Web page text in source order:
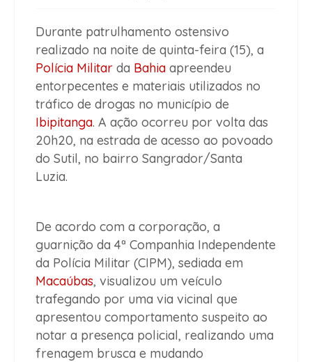
Durante patrulhamento ostensivo
realizado na noite de quinta-feira (15), a
Polícia Militar da Bahia apreendeu
entorpecentes e materiais utilizados no
tráfico de drogas no município de
Ibipitanga. A ação ocorreu por volta das
20h20, na estrada de acesso ao povoado
do Sutil, no bairro Sangrador/Santa
Luzia.
De acordo com a corporação, a
guarnição da 4ª Companhia Independente
da Polícia Militar (CIPM), sediada em
Macaúbas, visualizou um veículo
trafegando por uma via vicinal que
apresentou comportamento suspeito ao
notar a presença policial, realizando uma
frenagem brusca e mudando